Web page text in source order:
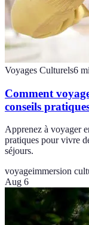
Voyages Culturels6
Comment
conseils
Apprenez à voyager
pratiques pour vivre
séjours.
voyageimmersion
Aug 6